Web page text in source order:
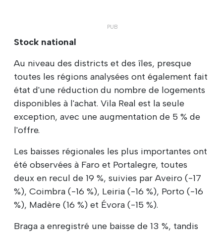
Stock national
Au niveau des districts et des îles, presque
toutes les régions analysées ont également fait
état d'une réduction du nombre de logements
disponibles à l'achat. Vila Real est la seule
exception, avec une augmentation de 5 % de
l'offre.
Les baisses régionales les plus importantes ont
été observées à Faro et Portalegre, toutes
deux en recul de 19 %, suivies par Aveiro (-17
%), Coimbra (-16 %), Leiria (-16 %), Porto (-16
%), Madère (16 %) et Évora (-15 %).
Braga a enregistré une baisse de 13 %, tandis